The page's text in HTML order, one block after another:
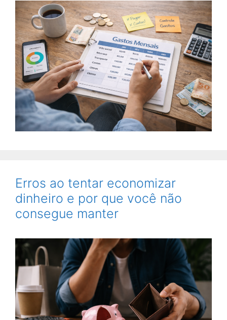
Erros ao tentar economizar
dinheiro e por que você não
consegue manter